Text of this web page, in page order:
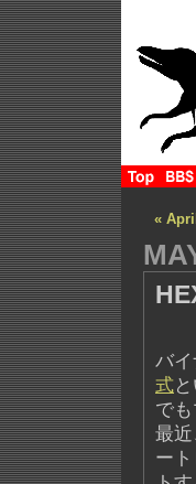
«
バ
式
で
最
ー